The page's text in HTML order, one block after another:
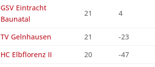
GSV Eintracht
Baunatal
21 4
TV Gelnhausen 21
-23
HC Elbflorenz II 20
-47